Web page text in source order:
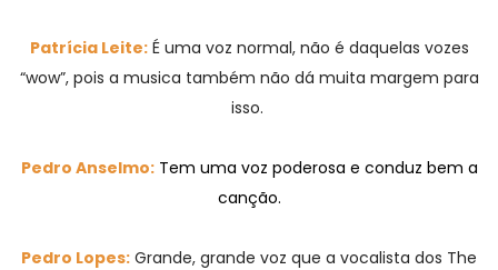
Patrícia Leite:É uma voz normal, não é daquelas vozes
“wow”, pois a musica também não dá muita margem para
isso.
Pedro Anselmo:Tem uma voz poderosa e conduz bem a
canção.
Pedro Lopes: Grande, grande voz que a vocalista dos The